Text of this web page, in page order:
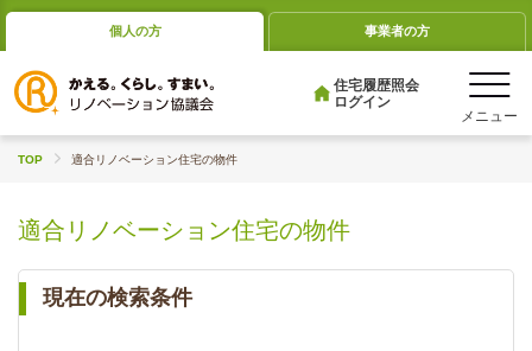
個人の方 事業者の方
住宅履歴照会
ログイン
TOP 適合リノベーション住宅の物件
適合リノベーション住宅の物件
現在の検索条件